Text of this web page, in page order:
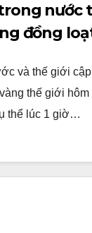
nước
đồng
và thế giới
thế giới
thể lúc 1 giờ…